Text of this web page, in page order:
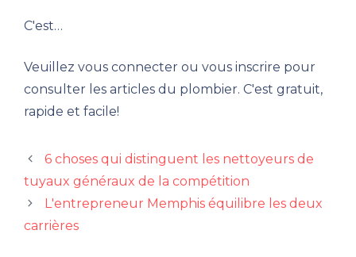
C'est…
Veuillez vous connecter ou vous inscrire pour
consulter les articles du plombier. C'est gratuit,
rapide et facile!
6 choses qui distinguent les nettoyeurs de
tuyaux généraux de la compétition
L'entrepreneur Memphis équilibre les deux
carrières